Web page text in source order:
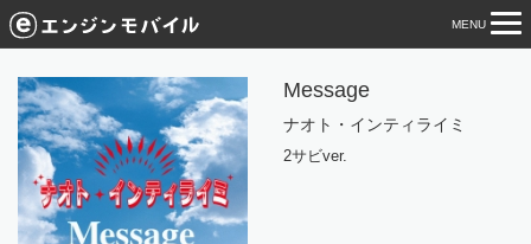
MENU
Message
ナオト・インティライミ
2サビver.